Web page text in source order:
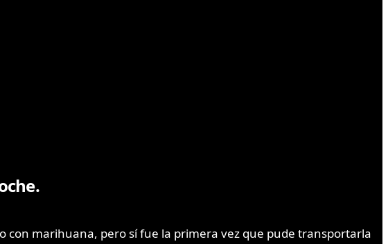
con marihuana, pero sí fue la primera vez que pude transportarla